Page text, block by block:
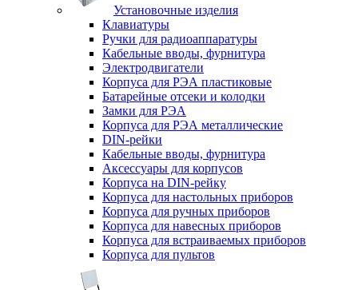
Установочные изделия
Клавиатуры
Ручки для радиоаппаратуры
Кабельные вводы, фурнитура
Электродвигатели
Корпуса для РЭА пластиковые
Батарейные отсеки и колодки
Замки для РЭА
Корпуса для РЭА металлические
DIN-рейки
Кабельные вводы, фурнитура
Аксессуары для корпусов
Корпуса на DIN-рейку
Корпуса для настольных приборов
Корпуса для ручных приборов
Корпуса для навесных приборов
Корпуса для встраиваемых приборов
Корпуса для пультов